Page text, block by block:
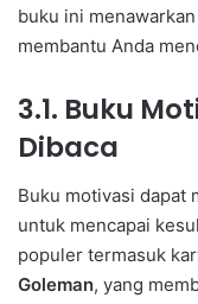
buku ini
membantu Anda
3.1. Buku
Dibaca
Buku motivasi dapat
untuk mencapai
populer termasuk
Goleman, yang